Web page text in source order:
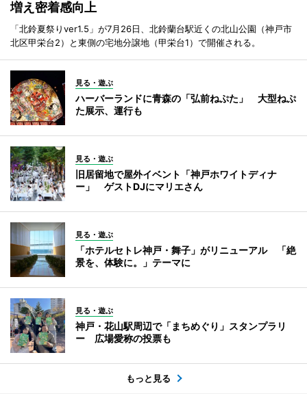
増え密着感向上
「北鈴夏祭りver1.5」が7月26日、北鈴蘭台駅近くの北山公園（神戸市
北区甲栄台2）と東側の宅地分譲地（甲栄台1）で開催される。
見る・遊ぶ
ハーバーランドに青森の「弘前ねぷた」 大型ねぷ
た展示、運行も
見る・遊ぶ
旧居留地で屋外イベント「神戸ホワイトディナ
ー」 ゲストDJにマリエさん
見る・遊ぶ
「ホテルセトレ神戸・舞子」がリニューアル 「絶
景を、体験に。」テーマに
見る・遊ぶ
神戸・花山駅周辺で「まちめぐり」スタンプラリ
ー 広場愛称の投票も
もっと見る